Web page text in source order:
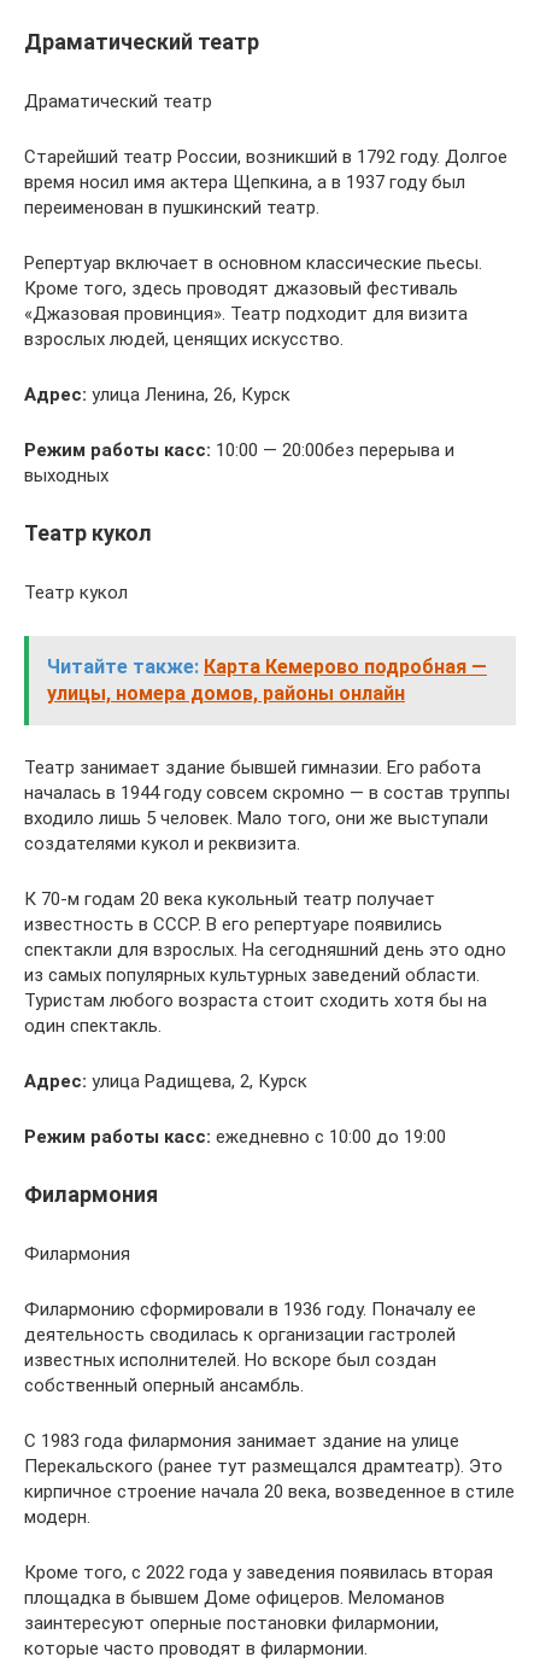
Драматический театр
Драматический театр
Старейший театр России, возникший в 1792 году. Долгое
время носил имя актера Щепкина, а в 1937 году был
переименован в пушкинский театр.
Репертуар включает в основном классические пьесы.
Кроме того, здесь проводят джазовый фестиваль
«Джазовая провинция». Театр подходит для визита
взрослых людей, ценящих искусство.
Адрес: улица Ленина, 26, Курск
Режим работы касс: 10:00 — 20:00без перерыва и
выходных
Театр кукол
Театр кукол
Читайте также: Карта Кемерово подробная —
улицы, номера домов, районы онлайн
Театр занимает здание бывшей гимназии. Его работа
началась в 1944 году совсем скромно — в состав труппы
входило лишь 5 человек. Мало того, они же выступали
создателями кукол и реквизита.
К 70-м годам 20 века кукольный театр получает
известность в СССР. В его репертуаре появились
спектакли для взрослых. На сегодняшний день это одно
из самых популярных культурных заведений области.
Туристам любого возраста стоит сходить хотя бы на
один спектакль.
Адрес: улица Радищева, 2, Курск
Режим работы касс: ежедневно с 10:00 до 19:00
Филармония
Филармония
Филармонию сформировали в 1936 году. Поначалу ее
деятельность сводилась к организации гастролей
известных исполнителей. Но вскоре был создан
собственный оперный ансамбль.
С 1983 года филармония занимает здание на улице
Перекальского (ранее тут размещался драмтеатр). Это
кирпичное строение начала 20 века, возведенное в стиле
модерн.
Кроме того, с 2022 года у заведения появилась вторая
площадка в бывшем Доме офицеров. Меломанов
заинтересуют оперные постановки филармонии,
которые часто проводят в филармонии.